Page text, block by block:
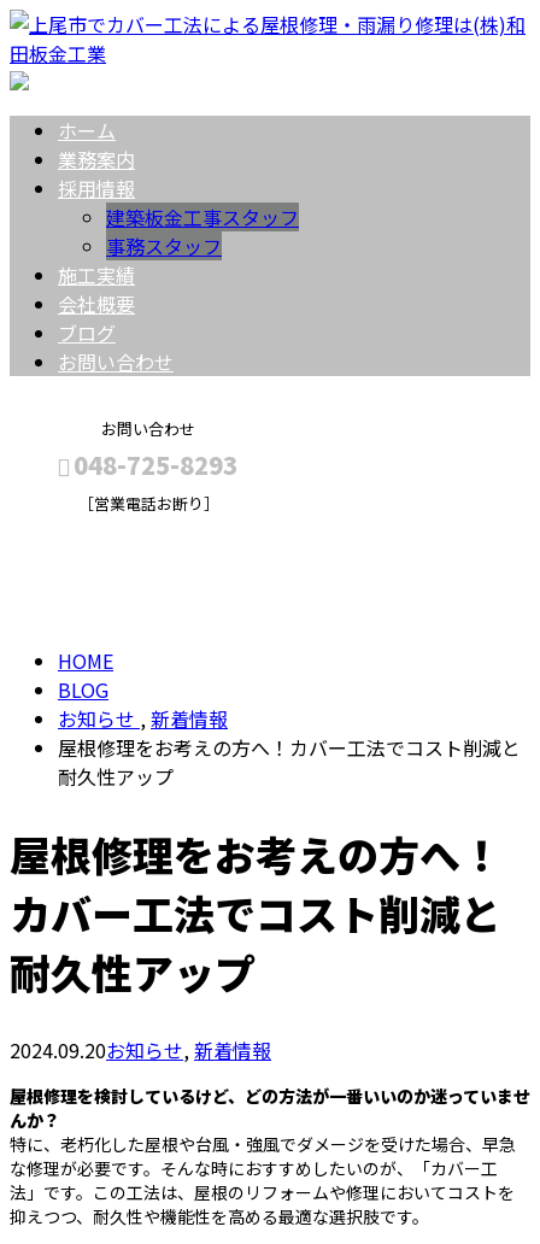
ホーム
業務案内
採用情報
建築板金工事スタッフ
事務スタッフ
施工実績
会社概要
ブログ
お問い合わせ
お問い合わせ
048-725-8293
［営業電話お断り］
HOME
BLOG
お知らせ ,新着情報
屋根修理をお考えの方へ！カバー工法でコスト削減と
耐久性アップ
屋根修理をお考えの方へ！
カバー工法でコスト削減と
耐久性アップ
2024.09.20お知らせ,新着情報
屋根修理を検討しているけど、どの方法が一番いいのか迷っていませ
んか？
特に、老朽化した屋根や台風・強風でダメージを受けた場合、早急
な修理が必要です。そんな時におすすめしたいのが、「カバー工
法」です。この工法は、屋根のリフォームや修理においてコストを
抑えつつ、耐久性や機能性を高める最適な選択肢です。